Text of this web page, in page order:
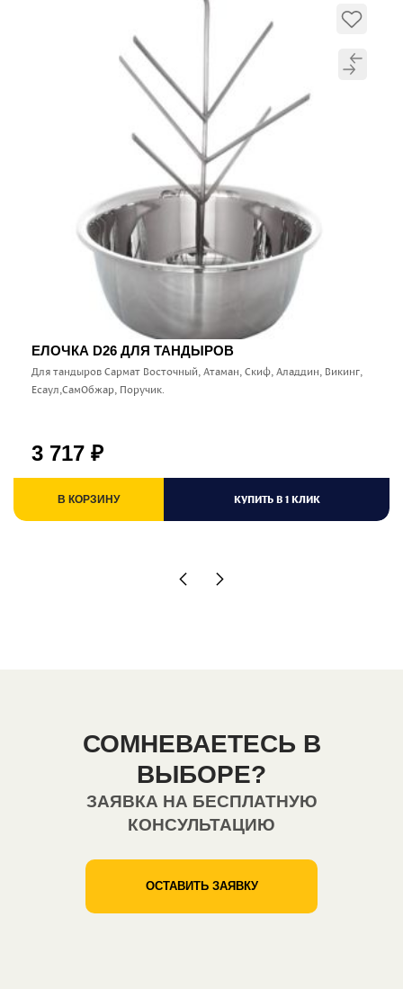
ЕЛОЧКА D26 ДЛЯ ТАНДЫРОВ
Для тандыров Сармат Восточный, Атаман, Скиф, Аладдин, Викинг,
Есаул,СамОбжар, Поручик.
3 717 ₽
В КОРЗИНУ КУПИТЬ В 1 КЛИК
СОМНЕВАЕТЕСЬ В
ВЫБОРЕ?
ЗАЯВКА НА БЕСПЛАТНУЮ
КОНСУЛЬТАЦИЮ
ОСТАВИТЬ ЗАЯВКУ